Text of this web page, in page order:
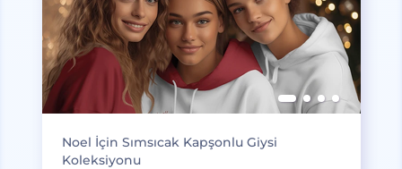
Noel İçin Sımsıcak Kapşonlu Giysi
Koleksiyonu